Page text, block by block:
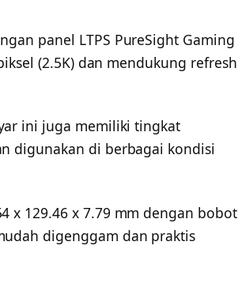
panel LTPS PureSight Gaming
(2.5K) dan mendukung refresh
ini juga memiliki tingkat
digunakan di berbagai kondisi
x 129.46 x 7.79 mm dengan bobot
digenggam dan praktis